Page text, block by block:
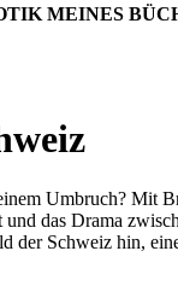
MEINES
Umbruch? Mit
das Drama
Schweiz hin,